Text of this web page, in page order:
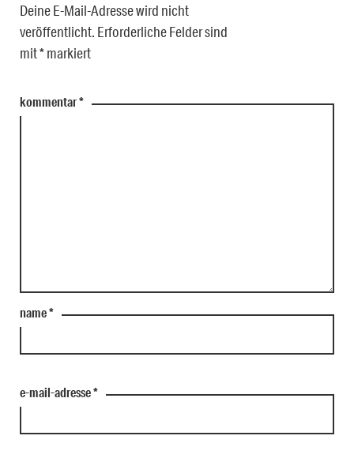
Deine E-Mail-Adresse wird nicht
veröffentlicht. Erforderliche Felder sind
mit*markiert
kommentar*
name*
e-mail-adresse*